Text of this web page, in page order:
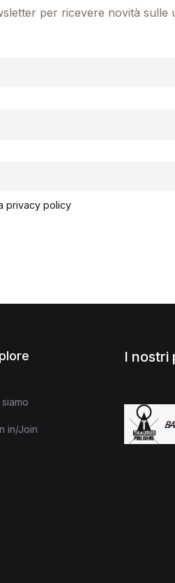
per ricevere novità sulle
privacy policy
siamo
in/Join
I nostri